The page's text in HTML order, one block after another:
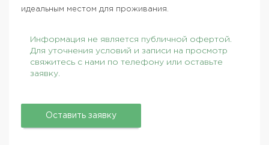
идеальным местом для проживания.
Информация не является публичной офертой.
Для уточнения условий и записи на просмотр
свяжитесь с нами по телефону или оставьте
заявку.
Оставить заявку